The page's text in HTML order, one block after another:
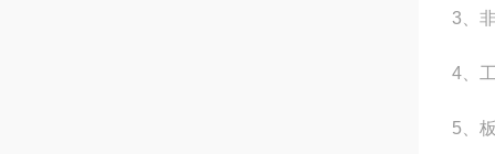
3、
4、
5、